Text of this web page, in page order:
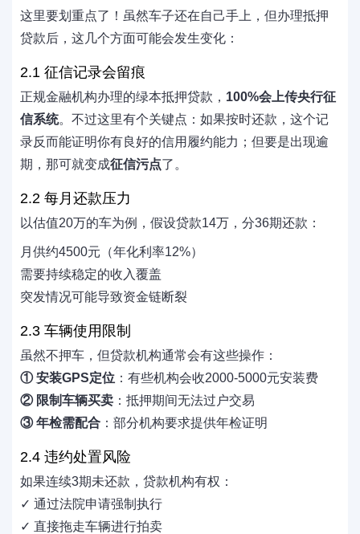
这里要划重点了！虽然车子还在自己手上，但办理抵押
贷款后，这几个方面可能会发生变化：
2.1 征信记录会留痕
正规金融机构办理的绿本抵押贷款， 100%会上传央行征
信系统。不过这里有个关键点：如果按时还款，这个记
录反而能证明你有良好的信用履约能力；但要是出现逾
期，那可就变成征信污点了。
2.2 每月还款压力
以估值20万的车为例，假设贷款14万，分36期还款：
月供约4500元（年化利率12%）
需要持续稳定的收入覆盖
突发情况可能导致资金链断裂
2.3 车辆使用限制
虽然不押车，但贷款机构通常会有这些操作：
① 安装GPS定位 ：有些机构会收2000-5000元安装费
② 限制车辆买卖 ：抵押期间无法过户交易
③ 年检需配合 ：部分机构要求提供年检证明
2.4 违约处置风险
如果连续3期未还款，贷款机构有权：
✓ 通过法院申请强制执行
✓ 直接拖走车辆进行拍卖